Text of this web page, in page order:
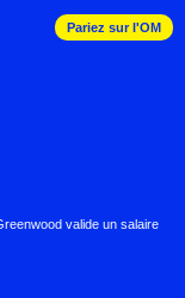
Pariez sur l'OM
valide un salaire